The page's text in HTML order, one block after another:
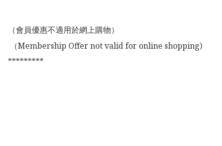
（會員優惠不適用於網上購物）
*********